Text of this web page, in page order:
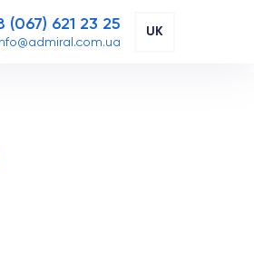
(067) 621 23 25 UK